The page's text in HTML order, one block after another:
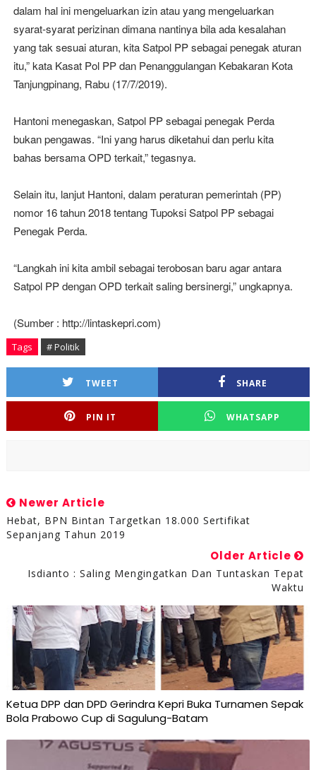
dalam hal ini mengeluarkan izin atau yang mengeluarkan
syarat-syarat perizinan dimana nantinya bila ada kesalahan
yang tak sesuai aturan, kita Satpol PP sebagai penegak aturan
itu,” kata Kasat Pol PP dan Penanggulangan Kebakaran Kota
Tanjungpinang, Rabu (17/7/2019).
Hantoni menegaskan, Satpol PP sebagai penegak Perda
bukan pengawas. “Ini yang harus diketahui dan perlu kita
bahas bersama OPD terkait,” tegasnya.
Selain itu, lanjut Hantoni, dalam peraturan pemerintah (PP)
nomor 16 tahun 2018 tentang Tupoksi Satpol PP sebagai
Penegak Perda.
“Langkah ini kita ambil sebagai terobosan baru agar antara
Satpol PP dengan OPD terkait saling bersinergi,” ungkapnya.
(Sumber : http://lintaskepri.com)
Tags # Politik
TWEET SHARE
PIN IT WHATSAPP
Newer Article
Hebat, BPN Bintan Targetkan 18.000 Sertifikat
Sepanjang Tahun 2019
Older Article
Isdianto : Saling Mengingatkan Dan Tuntaskan Tepat
Waktu
Ketua DPP dan DPD Gerindra Kepri Buka Turnamen Sepak
Bola Prabowo Cup di Sagulung-Batam